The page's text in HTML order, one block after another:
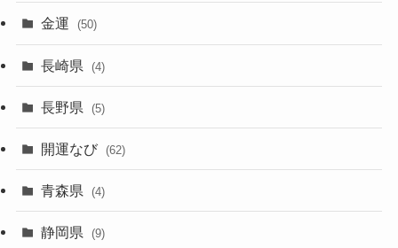
金運 (50)
長崎県 (4)
長野県 (5)
開運なび (62)
青森県 (4)
静岡県 (9)